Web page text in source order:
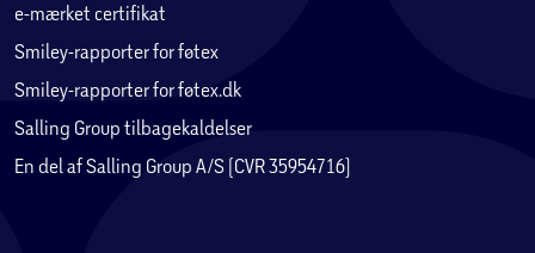
e-mærket certifikat
Smiley-rapporter for føtex
Smiley-rapporter for føtex.dk
Salling Group tilbagekaldelser
En del af Salling Group A/S (CVR 35954716)